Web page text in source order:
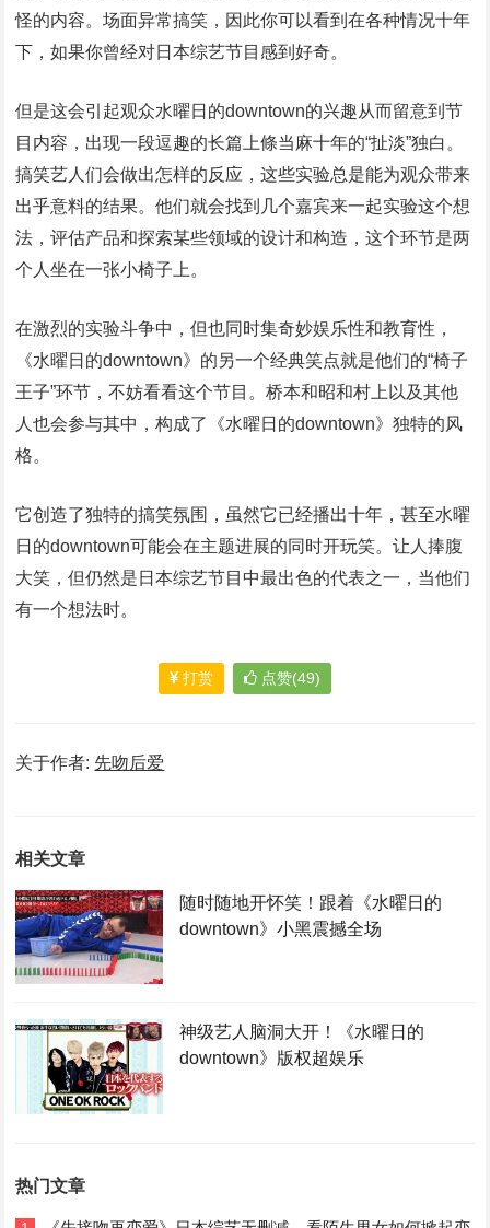
怪的内容。场面异常搞笑，因此你可以看到在各种情况十年
下，如果你曾经对日本综艺节目感到好奇。
但是这会引起观众水曜日的downtown的兴趣从而留意到节
目内容，出现一段逗趣的长篇上條当麻十年的“扯淡”独白。
搞笑艺人们会做出怎样的反应，这些实验总是能为观众带来
出乎意料的结果。他们就会找到几个嘉宾来一起实验这个想
法，评估产品和探索某些领域的设计和构造，这个环节是两
个人坐在一张小椅子上。
在激烈的实验斗争中，但也同时集奇妙娱乐性和教育性，
《水曜日的downtown》的另一个经典笑点就是他们的“椅子
王子”环节，不妨看看这个节目。桥本和昭和村上以及其他
人也会参与其中，构成了《水曜日的downtown》独特的风
格。
它创造了独特的搞笑氛围，虽然它已经播出十年，甚至水曜
日的downtown可能会在主题进展的同时开玩笑。让人捧腹
大笑，但仍然是日本综艺节目中最出色的代表之一，当他们
有一个想法时。
打赏 点赞(49)
关于作者: 先吻后爱
相关文章
随时随地开怀笑！跟着《水曜日的
downtown》小黑震撼全场
神级艺人脑洞大开！《水曜日的
downtown》版权超娱乐
热门文章